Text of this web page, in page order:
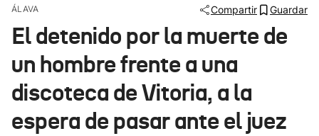
Ikusmiran
Eguraldia
ÁLAVA Compartir Guardar
El detenido por la muerte de
un hombre frente a una
discoteca de Vitoria, a la
espera de pasar ante el juez